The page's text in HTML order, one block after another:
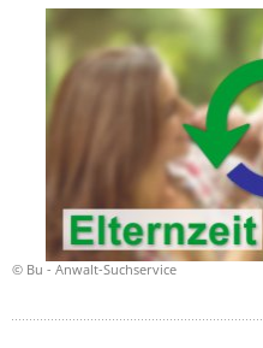
© Bu - Anwalt-Suchservice